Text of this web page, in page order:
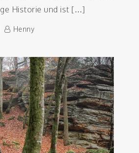
Historie und ist […]
Henny